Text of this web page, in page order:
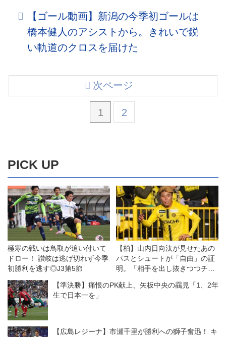
【ゴール動画】新潟の今季初ゴールは
橋本健人のアシストから。きれいで鋭
い軌道のクロスを届けた
1 2
次ページ
PICK UP
極寒の戦いは鳥取が追い付いて
ドロー！ 讃岐は逃げ切れず今季
初勝利を逃す◎J3第5節
【柏】山内日向汰が見せたあの
パスとシュートが「自由」の証
明。「相手を出し抜きつつチャ
【準決勝】痛恨のPK献上、矢板中央の靍見「1、2年
生で日本一を」
【広島レジーナ】市瀬千里が勝利への獅子奮迅！ キ